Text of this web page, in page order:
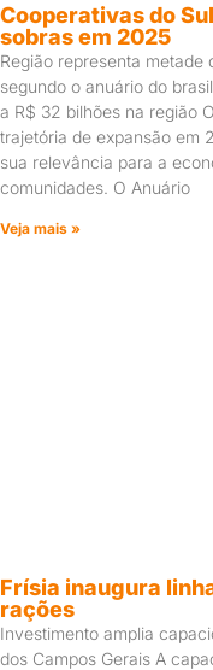
Cooperativas do
sobras em 2025
Região representa metade
segundo o anuário do
a R$ 32 bilhões na região
trajetória de expansão em
sua relevância para a
comunidades. O Anuário
Veja mais »
Frísia inaugura
rações
Investimento amplia
dos Campos Gerais A